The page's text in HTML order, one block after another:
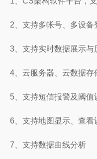
2、支持多帐号、多设备
3、支持实时数据展示与
4、云服务器、云数据
5、支持短信报警及阈值
6、支持地图显示、查看
7、支持数据曲线分析